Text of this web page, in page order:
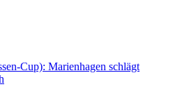
Cup): Marienhagen schlägt